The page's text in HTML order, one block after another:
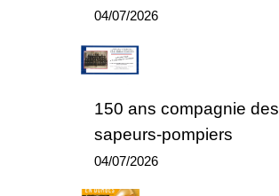
04/07/2026
150 ans compagnie des
sapeurs-pompiers
04/07/2026